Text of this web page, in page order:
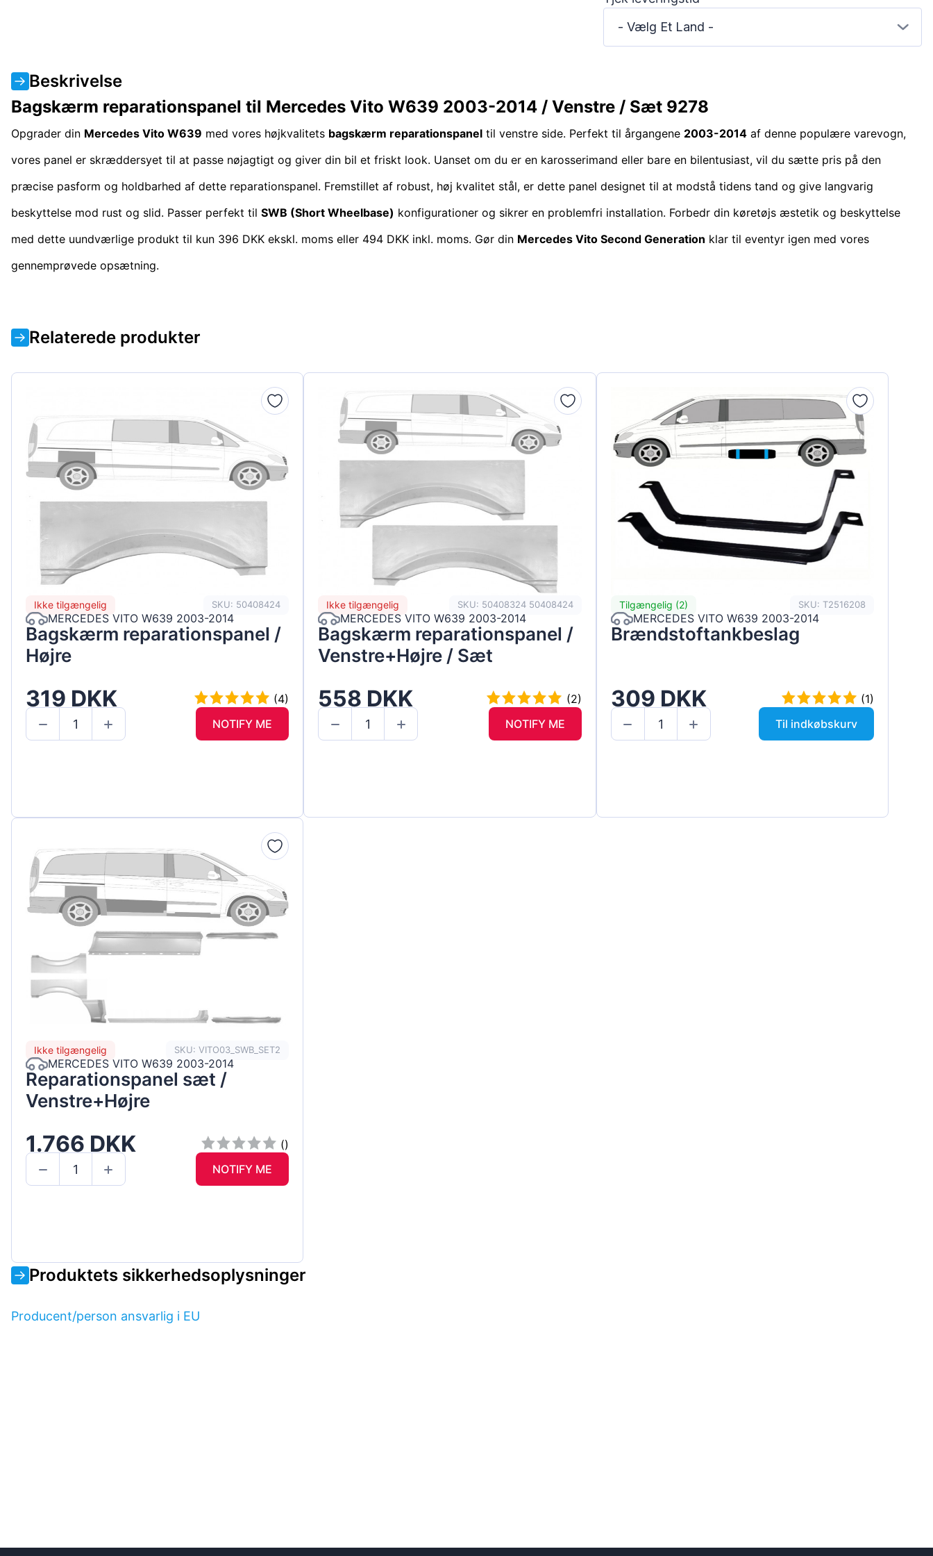
- Vælg Et Land -
Beskrivelse
Bagskærm reparationspanel til Mercedes Vito W639 2003-2014 / Venstre / Sæt 9278
Opgrader din Mercedes Vito W639 med vores højkvalitets bagskærm reparationspanel til venstre side. Perfekt til årgangene 2003-2014 af denne populære varevogn,
vores panel er skræddersyet til at passe nøjagtigt og giver din bil et friskt look. Uanset om du er en karosserimand eller bare en bilentusiast, vil du sætte pris på den
præcise pasform og holdbarhed af dette reparationspanel. Fremstillet af robust, høj kvalitet stål, er dette panel designet til at modstå tidens tand og give langvarig
beskyttelse mod rust og slid. Passer perfekt til SWB (Short Wheelbase) konfigurationer og sikrer en problemfri installation. Forbedr din køretøjs æstetik og beskyttelse
med dette uundværlige produkt til kun 396 DKK ekskl. moms eller 494 DKK inkl. moms. Gør din Mercedes Vito Second Generation klar til eventyr igen med vores
gennemprøvede opsætning.
Relaterede produkter
Ikke tilgængelig SKU: 50408424
MERCEDES VITO W639 2003-2014
Bagskærm reparationspanel /
Højre
319 DKK
(4)
NOTIFY ME
Ikke tilgængelig SKU: 50408324 50408424
MERCEDES VITO W639 2003-2014
Bagskærm reparationspanel /
Venstre+Højre / Sæt
558 DKK
(2)
NOTIFY ME
Tilgængelig (2) SKU: T2516208
MERCEDES VITO W639 2003-2014
Brændstoftankbeslag
309 DKK
(1)
Til indkøbskurv
Ikke tilgængelig SKU: VITO03_SWB_SET2
MERCEDES VITO W639 2003-2014
Reparationspanel sæt /
Venstre+Højre
1.766 DKK
()
NOTIFY ME
Produktets sikkerhedsoplysninger
Producent/person ansvarlig i EU